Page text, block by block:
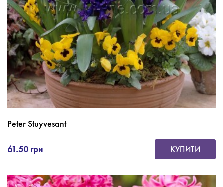
Peter Stuyvesant
61.50 грн КУПИТИ